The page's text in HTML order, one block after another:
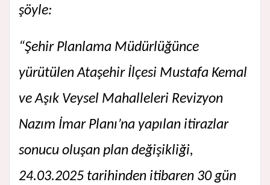
şöyle:
“Şehir Planlama Müdürlüğünce
yürütülen Ataşehir İlçesi Mustafa Kemal
ve Aşık Veysel Mahalleleri Revizyon
Nazım İmar Planı’na yapılan itirazlar
sonucu oluşan plan değişikliği,
24.03.2025 tarihinden itibaren 30 gün